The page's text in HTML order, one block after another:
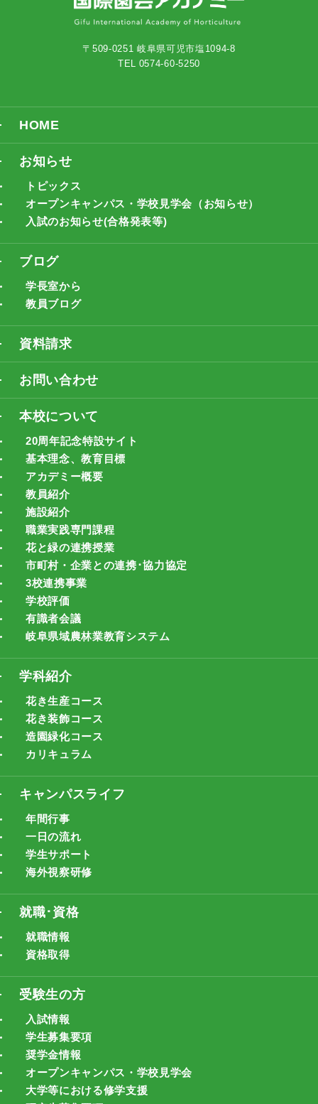
〒509-0251 岐阜県可児市塩1094-8
TEL 0574-60-5250
HOME
お知らせ
トピックス
オープンキャンパス・学校見学会（お知らせ）
入試のお知らせ(合格発表等)
ブログ
学長室から
教員ブログ
資料請求
お問い合わせ
本校について
20周年記念特設サイト
基本理念、教育目標
アカデミー概要
教員紹介
施設紹介
職業実践専門課程
花と緑の連携授業
市町村・企業との連携･協力協定
3校連携事業
学校評価
有識者会議
岐阜県域農林業教育システム
学科紹介
花き生産コース
花き装飾コース
造園緑化コース
カリキュラム
キャンパスライフ
年間行事
一日の流れ
学生サポート
海外視察研修
就職･資格
就職情報
資格取得
受験生の方
入試情報
学生募集要項
奨学金情報
オープンキャンパス・学校見学会
大学等における修学支援